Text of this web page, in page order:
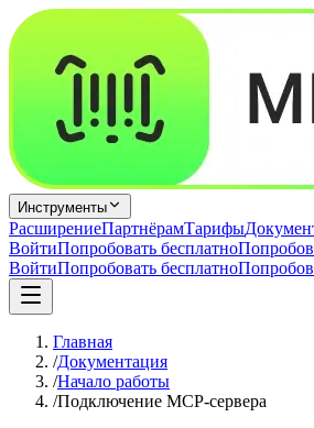
Инструменты
РасширениеПартнёрамТарифы
ВойтиПопробовать бесплатно
ВойтиПопробовать бесплатно
Главная
/Документация
/Начало работы
/Подключение MCP-сервера